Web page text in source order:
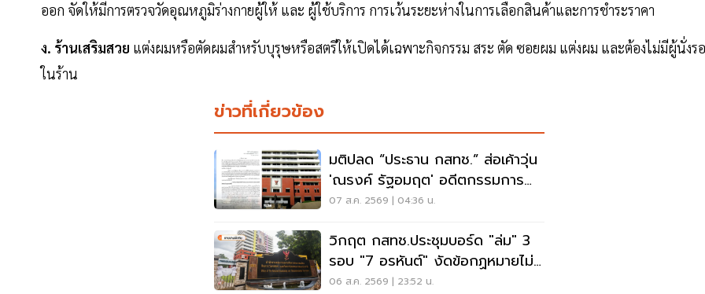
ออก จัดให้มีการตรวจวัดอุณหภูมิร่างกายผู้ให้ และ ผู้ใช้บริการ การเว้นระยะห่างในการเลือกสินค้าและการชําระราคา
ง. ร้านเสริมสวย แต่งผมหรือตัดผมสําหรับบุรุษหรือสตรีให้เปิดได้เฉพาะกิจกรรม สระ ตัด ซอยผม แต่งผม และต้องไม่มีผู้นั่งรอ
ในร้าน
ข่าวที่เกี่ยวข้อง
มติปลด “ประธาน กสทช.” ส่อเค้าวุ่น
'ณรงค์ รัฐอมฤต' อดีตกรรมการ
สรรหาโต้ข้อวินิจฉัย
07 ส.ค. 2569 | 04:36 น.
วิกฤต กสทช.ประชุมบอร์ด "ล่ม" 3
รอบ "7 อรหันต์" งัดข้อกฏหมายไม่มี
ใครยอมใคร
06 ส.ค. 2569 | 23:52 น.